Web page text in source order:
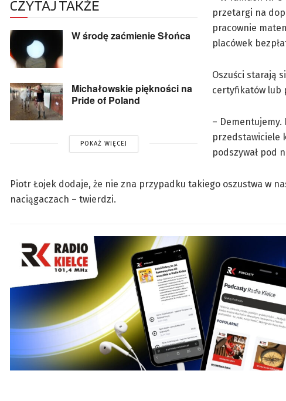
CZYTAJ TAKŻE
W środę zaćmienie Słońca
Michałowskie piękności na
Pride of Poland
POKAŻ WIĘCEJ
przetargi na
pracownie
placówek
Oszuści starają
certyfikatów lub
– Dementujemy.
przedstawiciele
podszywał pod
Piotr Łojek dodaje, że nie zna przypadku takiego oszustwa w
naciągaczach – twierdzi.